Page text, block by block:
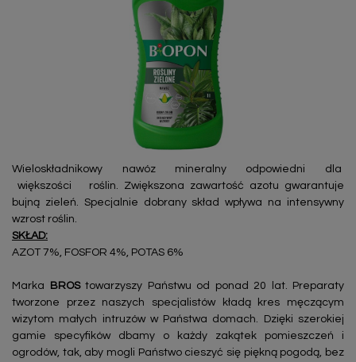
Wieloskładnikowy nawóz mineralny odpowiedni dla
większości roślin. Zwiększona zawartość azotu gwarantuje
bujną zieleń. Specjalnie dobrany skład wpływa na intensywny
wzrost roślin.
SKŁAD:
AZOT 7%, FOSFOR 4%, POTAS 6%
Marka BROStowarzyszy Państwu od ponad 20 lat. Preparaty
tworzone przez naszych specjalistów kładą kres męczącym
wizytom małych intruzów w Państwa domach. Dzięki szerokiej
gamie specyfików dbamy o każdy zakątek pomieszczeń i
ogrodów, tak, aby mogli Państwo cieszyć się piękną pogodą, bez